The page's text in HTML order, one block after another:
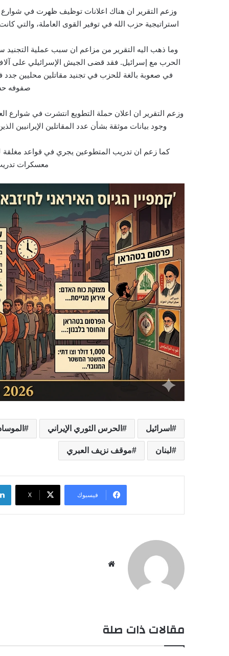
وزعم التقرير ان هناك اعلانات توظيف ظهرت في شوارع طهران
استراتيجية حزب الله في توفير القوى العاملة،
وما ذهب اليه التقرير من مزاعم ان سبب عملية التجنيد
الحرب مع إسرائيل. فقد قضى الجيش الإسرائيلي على
في صعوبة بالغة للحزب في تجنيد مقاتلين محليين
صفوفه
وزعم التقرير ان اعلان حملة التطويع انتشرت في شوارع
وجود بيانات موثقة بشأن عدد المقاتلين
كما زعم ان تدريب المتطوعين يجري في قواعد
معسكرات
اسرائيل الحرس الثوري الإيراني
لبنان موقف نزيف العبري
فيسبوك ‫X
مقالات ذات صلة